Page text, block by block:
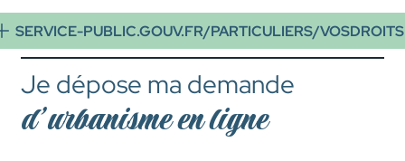
SERVICE-PUBLIC.GOUV.FR/PARTICULIERS/VOSDROITS
Je dépose ma demande
d’urbanisme en ligne